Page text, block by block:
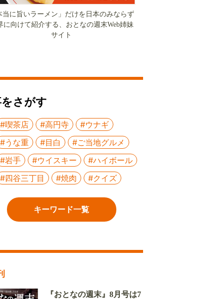
当に旨いラーメン」だけを日本のみならず
に向けて紹介する、おとなの週末Web姉妹
サイト
さがす
#喫茶店 #高円寺
#ウナギ
#うな重
#目白
#ご当地グルメ
#岩手
#ウイスキー
#ハイボール
#四谷三丁目
#焼肉 #クイズ
キーワード一覧
『おとなの週末』8月号は7